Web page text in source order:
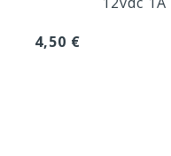
4,50 €